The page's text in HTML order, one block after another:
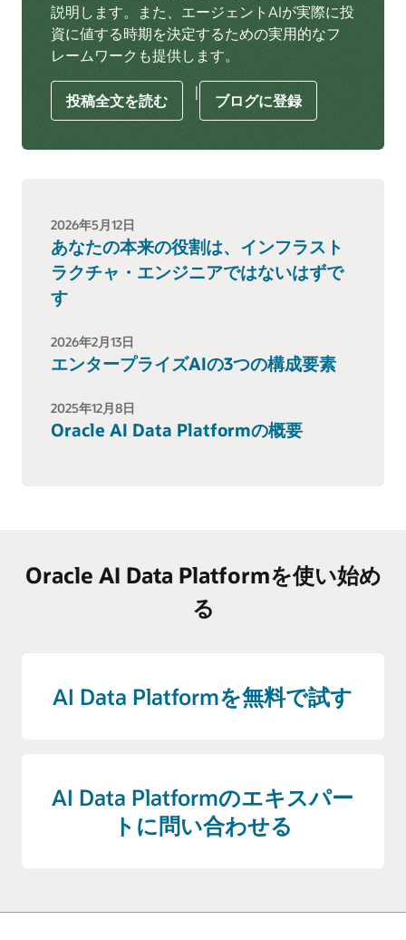
説明します。また、エージェントAIが実際に投
資に値する時期を決定するための実用的なフ
レームワークも提供します。
投稿全文を読む | ブログに登録
2026年5月12日
あなたの本来の役割は、インフラスト
ラクチャ・エンジニアではないはずで
す
2026年2月13日
エンタープライズAIの3つの構成要素
2025年12月8日
Oracle AI Data Platformの概要
Oracle AI Data Platformを使い始め
る
AI Data Platformを無料で試す
AI Data Platformのエキスパー
トに問い合わせる